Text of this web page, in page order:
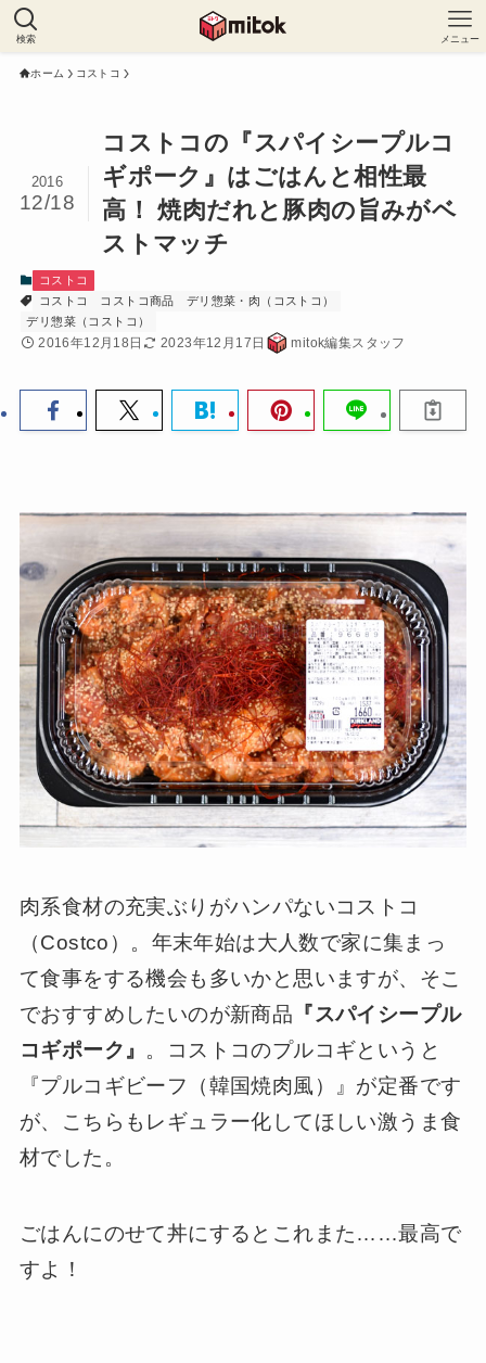
検索 メニュー
ホーム コストコ
コストコの『スパイシープルコ
ギポーク』はごはんと相性最
高！ 焼肉だれと豚肉の旨みがベ
ストマッチ
2016
12/18
コストコ
コストコ
コストコ商品
デリ惣菜・肉（コストコ）
デリ惣菜（コストコ）
2016年12月18日 2023年12月17日 mitok編集スタッフ
肉系食材の充実ぶりがハンパないコストコ
（Costco）。年末年始は大人数で家に集まっ
て食事をする機会も多いかと思いますが、そこ
でおすすめしたいのが新商品 『スパイシープル
コギポーク』 。コストコのプルコギというと
『プルコギビーフ（韓国焼肉風）』が定番です
が、こちらもレギュラー化してほしい激うま食
材でした。
ごはんにのせて丼にするとこれまた……最高で
すよ！